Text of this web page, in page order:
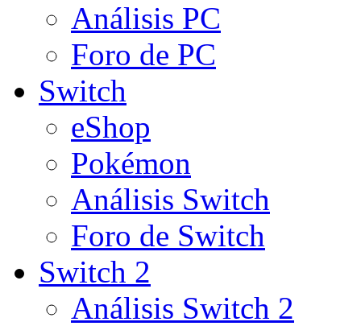
Análisis PC
Foro de PC
Switch
eShop
Pokémon
Análisis Switch
Foro de Switch
Switch 2
Análisis Switch 2